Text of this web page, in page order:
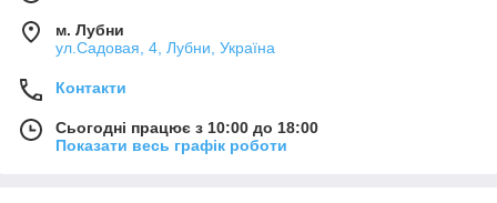
м. Лубни
ул.Садовая, 4, Лубни, Україна
Контакти
Сьогодні працює з 10:00 до 18:00
Показати весь графік роботи